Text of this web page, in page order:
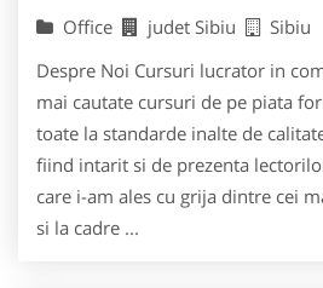
Office judet Sibiu
Sibiu
Despre Noi Cursuri lucrator in
mai cautate cursuri de pe piata
toate la standarde inalte de
fiind intarit si de prezenta
care i-am ales cu grija dintre cei
si la cadre ...